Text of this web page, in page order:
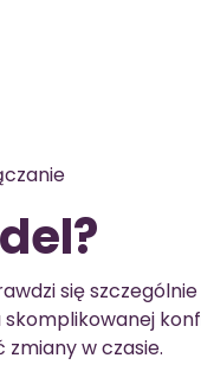
się
w czasie.